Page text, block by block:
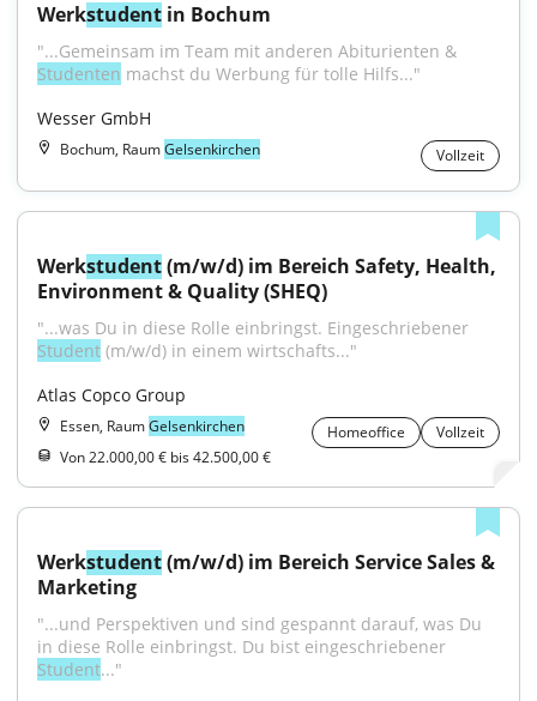
Werkstudent in Bochum
Studenten machst du Werbung für tolle Hilfs..."
Wesser GmbH
Bochum, RaumGelsenkirchen Vollzeit
Werkstudent (m/w/d) im Bereich Safety, Health,
Environment & Quality (SHEQ)
Student (m/w/d) in einem wirtschafts..."
Atlas Copco Group
Essen, RaumGelsenkirchen Homeoffice
Vollzeit
Von 22.000,00 € bis 42.500,00 €
Werkstudent (m/w/d) im Bereich Service Sales &
Marketing
"...und Perspektiven und sind gespannt darauf, was Du
Student..."